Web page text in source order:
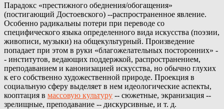
Парадокс «престижного обеднения/обогащения»
(постигающий Достоевского) --распространенное явление.
Особенно радикальны потери при переводе со
специфического языка определенного вида искусства (поэзии,
живописи, музыки) на общекультурный. Произведение
попадает при этом в руки «благожелательных посторонних» -
- институтов, ведающих поддержкой, распространением,
преподаванием и канонизацией искусства, но обычно глухих
к его собственно художественной природе. Проекция в
социальную сферу выделяет в нем идеологические аспекты,
кооптация в массовую культуру -- сюжетные, экранизация --
зрелищные, преподавание -- дискурсивные, и т. д.